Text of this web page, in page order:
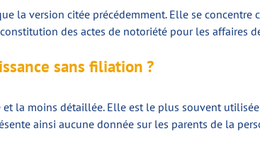
la version citée précédemment. Elle se
des actes de notoriété pour les affaires
sans filiation ?
la moins détaillée. Elle est le plus souvent
ainsi aucune donnée sur les parents de la